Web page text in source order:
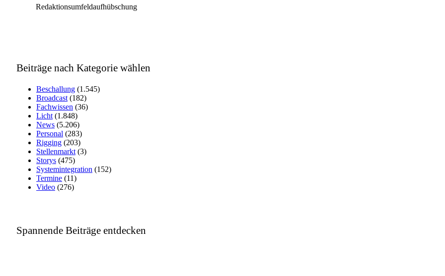
Redaktionsumfeldaufhübschung
Beiträge nach Kategorie wählen
Beschallung (1.545)
Broadcast (182)
Fachwissen (36)
Licht (1.848)
News (5.206)
Personal (283)
Rigging (203)
Stellenmarkt (3)
Storys (475)
Systemintegration (152)
Termine (11)
Video (276)
Spannende Beiträge entdecken